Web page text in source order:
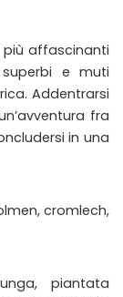
affascinanti
e muti
Addentrarsi
fra
in una
cromlech,
piantata